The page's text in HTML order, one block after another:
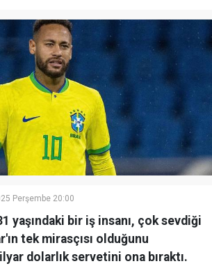
Perşembe 20:00
yaşındaki bir iş insanı, çok sevdiği
tek mirasçısı olduğunu
dolarlık servetini ona bıraktı.